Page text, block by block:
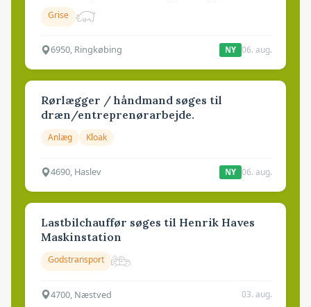
Grise
6950, Ringkøbing NY 06. aug.
Rørlægger / håndmand søges til
dræn/entreprenørarbejde.
Anlæg Kloak
4690, Haslev NY 06. aug.
Lastbilchauffør søges til Henrik Haves
Maskinstation
Godstransport
4700, Næstved 03. aug.